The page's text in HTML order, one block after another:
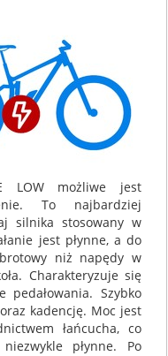
LOW możliwe jest
To najbardziej
silnika stosowany w
jest płynne, a do
niż napędy w
Charakteryzuje się
pedałowania. Szybko
kadencję. Moc jest
łańcucha, co
płynne. Po